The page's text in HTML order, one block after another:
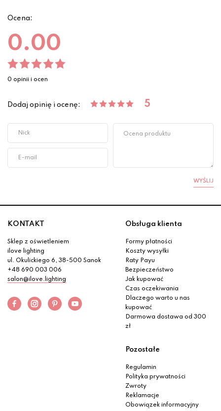
Ocena:
0.00
0 opinii i ocen
Dodaj opinię i ocenę: 5
WYŚLIJ
KONTAKT
Sklep z oświetleniem
ilove lighting
ul. Okulickiego 6, 38-500 Sanok
+48 690 003 006
salon@ilove.lighting
Obsługa klienta
Formy płatności
Koszty wysyłki
Raty Payu
Bezpieczeństwo
Jak kupować
Czas oczekiwania
Dlaczego warto u nas
kupować
Darmowa dostawa od 300
zł
Pozostałe
Regulamin
Polityka prywatności
Zwroty
Reklamacje
Obowiązek informacyjny